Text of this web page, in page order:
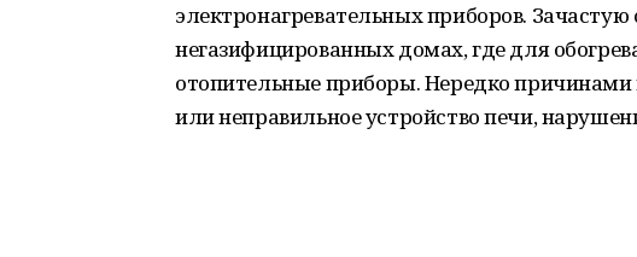
электронагревательных приборов.
негазифицированных домах, где для
отопительные приборы. Нередко причинами
или неправильное устройство печи,